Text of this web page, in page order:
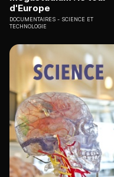
d'Europe
DOCUMENTAIRES
SCIENCE ET
TECHNOLOGIE